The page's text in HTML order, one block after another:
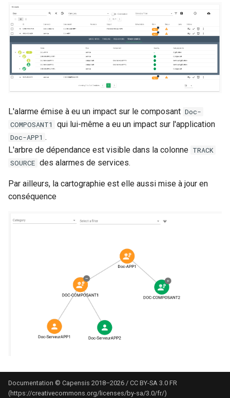
L'alarme émise à eu un impact sur le composant Doc-
COMPOSANT1
qui lui-même a eu un impact sur l'application
Doc-APP1 .
L'arbre de dépendance est visible dans la colonne TRACK
SOURCE des alarmes de services.
Par ailleurs, la cartographie est elle aussi mise à jour en
conséquence
Documentation © Capensis 2018–2026 / CC BY-SA 3.0 FR
(https://creativecommons.org/licenses/by-sa/3.0/fr/)